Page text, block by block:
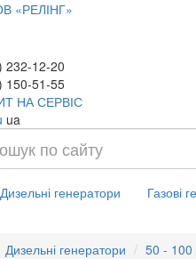
232-12-20
150-51-55
НА СЕРВІС
ua
Дизельні генератори Газові
Дизельні генератори 50 - 100